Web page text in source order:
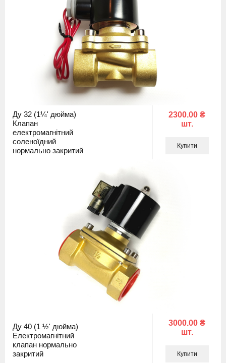
Ду 32 (1¼' дюйма)
Клапан
електромагнітний
соленоїдний
нормально закритий
2300.00 ₴
шт.
Купити
Ду 40 (1 ½' дюйма)
Електромагнітний
клапан нормально
закритий
3000.00 ₴
шт.
Купити